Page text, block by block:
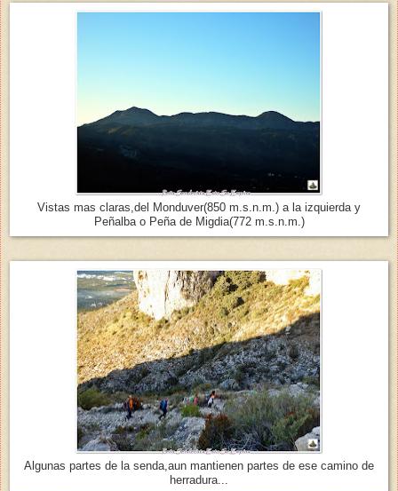
Vistas mas claras,del Monduver(850 m.s.n.m.) a la izquierda y
Peñalba o Peña de Migdia(772 m.s.n.m.)
Algunas partes de la senda,aun mantienen partes de ese camino de
herradura...